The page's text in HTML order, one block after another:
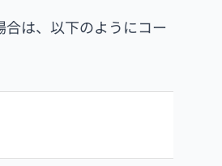
は、以下のようにコー